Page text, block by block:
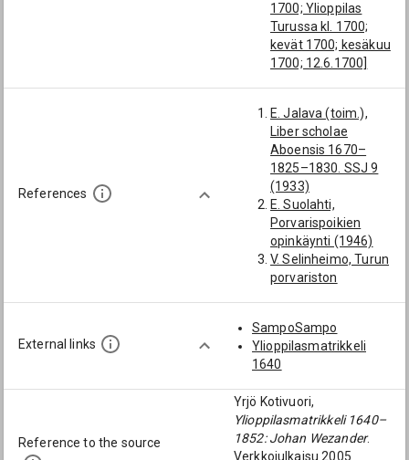
1700; Ylioppilas
Turussa kl. 1700;
kevät 1700; kesäkuu
1700; 12.6.1700]
1700; Ylioppilas
Turussa kl. 1700;
kevät 1700; kesäkuu
1700; 12.6.1700]
Forsström, Axel
Rafael (1861-1887):
[Tohmajärvi]
Waronen, Juho
(1863-1934):
[Tohmajärvi]
Calonius, Eva Maria
[Tohmajärvi]
Melart, Fredrik
(1791-):
[Tohmajärvi]
Lukander (→
Laamanen), Nils
Johan (1849-1915):
References
E. Jalava (toim.),
Liber scholae
Aboensis 1670–
1825–1830. SSJ 9
(1933)
E. Suolahti,
Porvarispoikien
opinkäynti (1946)
V. Selinheimo, Turun
porvariston
(1925)
External links
SampoSampo
Ylioppilasmatrikkeli
1640
Reference to the source
Yrjö Kotivuori,
Ylioppilasmatrikkeli 1640–
1852: Johan Wezander.
Verkkojulkaisu 2005